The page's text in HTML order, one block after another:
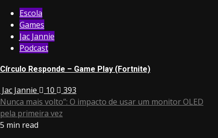
Escola
Games
Jac Jannie
Podcast
Círculo Responde – Game Play (Fortnite)
Jac Jannie 10
393
Nunca mais volto”: O impacto de usar um monitor OLED
pela primeira vez
5 min read